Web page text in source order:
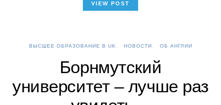
VIEW POST
ВЫСШЕЕ ОБРАЗОВАНИЕ В UK НОВОСТИ ОБ АНГЛИИ
Борнмутский
университет – лучше раз